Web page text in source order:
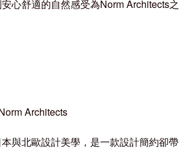
心舒適的自然感受為Norm Architects之
Architects
與北歐設計美學，是一款設計簡約卻帶